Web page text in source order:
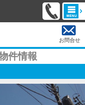
お問合せ
件情報